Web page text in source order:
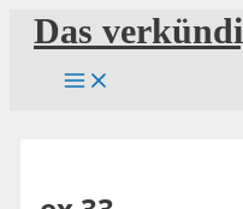
Zum
Inhalt
springen
Das